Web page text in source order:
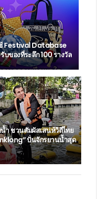
Festival Database
ของที่ระลึก 100 รางวัล
ำ ชวนสัมผัสเสน่ห์วิถีไทย
ปั่นจักรยานน้ำสุด